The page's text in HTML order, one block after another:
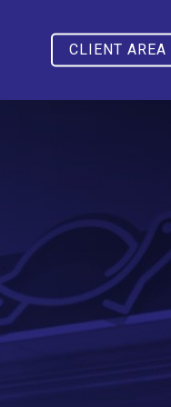
CLIENT AREA